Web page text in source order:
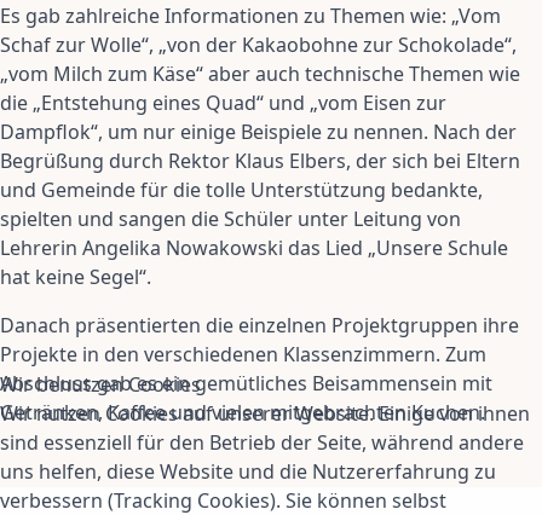
Es gab zahlreiche Informationen zu Themen wie: „Vom
Schaf zur Wolle“, „von der Kakaobohne zur Schokolade“,
„vom Milch zum Käse“ aber auch technische Themen wie
die „Entstehung eines Quad“ und „vom Eisen zur
Dampflok“, um nur einige Beispiele zu nennen. Nach der
Begrüßung durch Rektor Klaus Elbers, der sich bei Eltern
und Gemeinde für die tolle Unterstützung bedankte,
spielten und sangen die Schüler unter Leitung von
Lehrerin Angelika Nowakowski das Lied „Unsere Schule
hat keine Segel“.
Danach präsentierten die einzelnen Projektgruppen ihre
Projekte in den verschiedenen Klassenzimmern. Zum
Abschluss gab es ein gemütliches Beisammensein mit
Getränken, Kaffee und vielen mitgebrachten Kuchen.
Wir benutzen Cookies
Wir nutzen Cookies auf unserer Website. Einige von ihnen
sind essenziell für den Betrieb der Seite, während andere
uns helfen, diese Website und die Nutzererfahrung zu
verbessern (Tracking Cookies). Sie können selbst